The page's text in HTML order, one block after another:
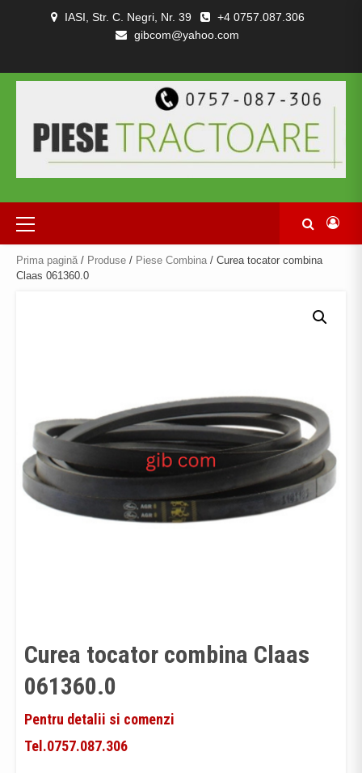
IASI, Str. C. Negri, Nr. 39
+4 0757.087.306
gibcom@yahoo.com
TRACTOARE
SI
COMBINE
NOI
DE
CONFIDENȚIALITATEA
SI
CONDITII
Primary
Menu
Prima pagină / Produse / Piese Combina / Curea tocator combina
Claas 061360.0
Curea tocator combina Claas
061360.0
Pentru detalii si comenzi
Tel.0757.087.306